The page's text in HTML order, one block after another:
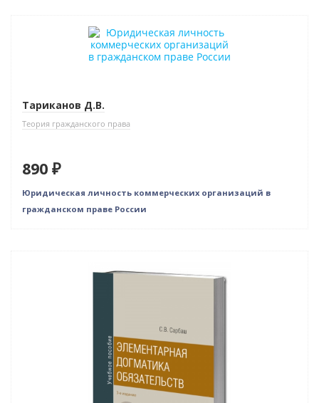
Тариканов Д.В.
Теория гражданского права
890 ₽
Юридическая личность коммерческих организаций в
гражданском праве России